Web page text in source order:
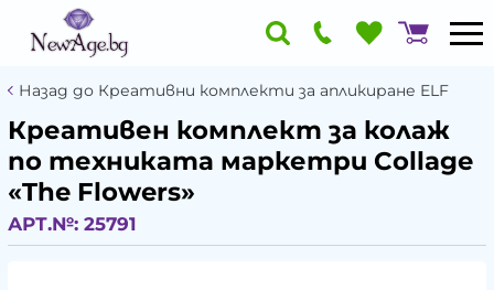
Назад до Креативни комплекти за апликиране ELF
Креативен комплект за колаж
по техниката маркетри Collage
«The Flowers»
АРТ.№: 25791